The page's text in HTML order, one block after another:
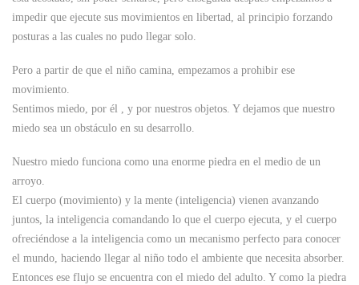
impedir que ejecute sus movimientos en libertad, al principio forzando
posturas a las cuales no pudo llegar solo.
Pero a partir de que el niño camina, empezamos a prohibir ese
movimiento.
Sentimos miedo, por él , y por nuestros objetos. Y dejamos que nuestro
miedo sea un obstáculo en su desarrollo.
Nuestro miedo funciona como una enorme piedra en el medio de un
arroyo.
El cuerpo (movimiento) y la mente (inteligencia) vienen avanzando
juntos, la inteligencia comandando lo que el cuerpo ejecuta, y el cuerpo
ofreciéndose a la inteligencia como un mecanismo perfecto para conocer
el mundo, haciendo llegar al niño todo el ambiente que necesita absorber.
Entonces ese flujo se encuentra con el miedo del adulto. Y como la piedra